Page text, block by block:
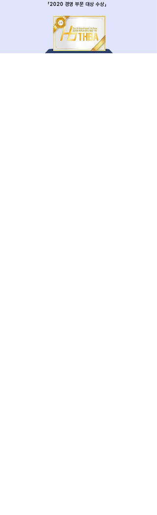
「2020 경영 부문 대상 수상」